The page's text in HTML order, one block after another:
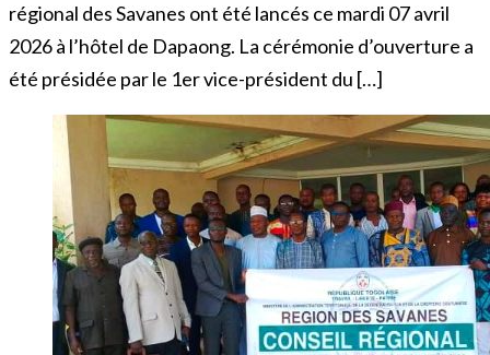
régional des Savanes ont été lancés ce mardi 07 avril
2026 à l’hôtel de Dapaong. La cérémonie d’ouverture a
été présidée par le 1er vice-président du […]